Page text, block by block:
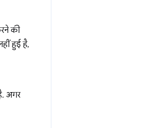
की
हुई है,
अगर